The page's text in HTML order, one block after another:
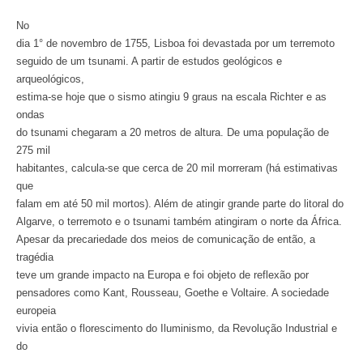
No
dia 1° de novembro de 1755, Lisboa foi devastada por um terremoto
seguido de um tsunami. A partir de estudos geológicos e
arqueológicos,
estima-se hoje que o sismo atingiu 9 graus na escala Richter e as
ondas
do tsunami chegaram a 20 metros de altura. De uma população de
275 mil
habitantes, calcula-se que cerca de 20 mil morreram (há estimativas
que
falam em até 50 mil mortos). Além de atingir grande parte do litoral do
Algarve, o terremoto e o tsunami também atingiram o norte da África.
Apesar da precariedade dos meios de comunicação de então, a
tragédia
teve um grande impacto na Europa e foi objeto de reflexão por
pensadores como Kant, Rousseau, Goethe e Voltaire. A sociedade
europeia
vivia então o florescimento do Iluminismo, da Revolução Industrial e
do